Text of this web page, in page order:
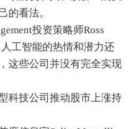
的看法。
投资策略师Ross
工智能的热情和潜力还
这些公司并没有完全实现
科技公司推动股市上涨持